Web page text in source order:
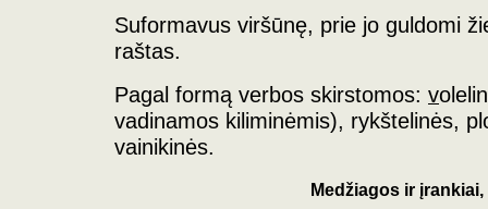
Suformavus viršūnę, prie jo guldomi
raštas.
Pagal formą verbos skirstomos: v
vadinamos kiliminėmis), rykštelinės,
vainikinės.
Medžiagos ir